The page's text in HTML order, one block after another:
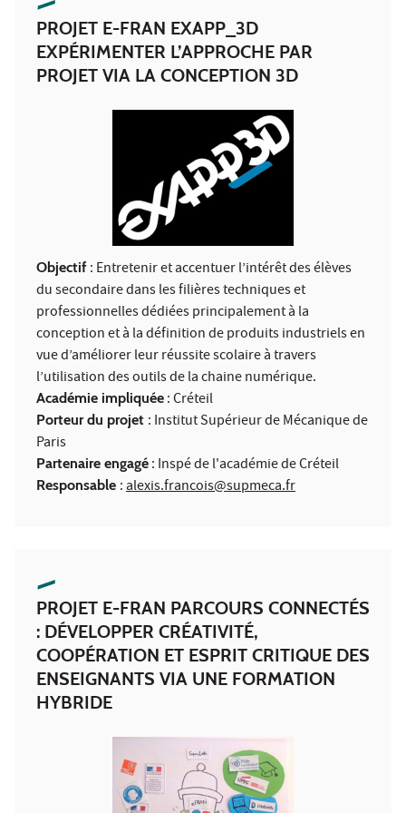
PROJET E-FRAN EXAPP_3D
EXPÉRIMENTER L’APPROCHE PAR
PROJET VIA LA CONCEPTION 3D
Objectif : Entretenir et accentuer l’intérêt des élèves
du secondaire dans les filières techniques et
professionnelles dédiées principalement à la
conception et à la définition de produits industriels en
vue d’améliorer leur réussite scolaire à travers
l’utilisation des outils de la chaine numérique.
Académie impliquée : Créteil
Porteur du projet : Institut Supérieur de Mécanique de
Paris
Partenaire engagé : Inspé de l'académie de Créteil
Responsable :alexis.francois@supmeca.fr
PROJET E-FRAN PARCOURS CONNECTÉS
: DÉVELOPPER CRÉATIVITÉ,
COOPÉRATION ET ESPRIT CRITIQUE DES
ENSEIGNANTS VIA UNE FORMATION
HYBRIDE